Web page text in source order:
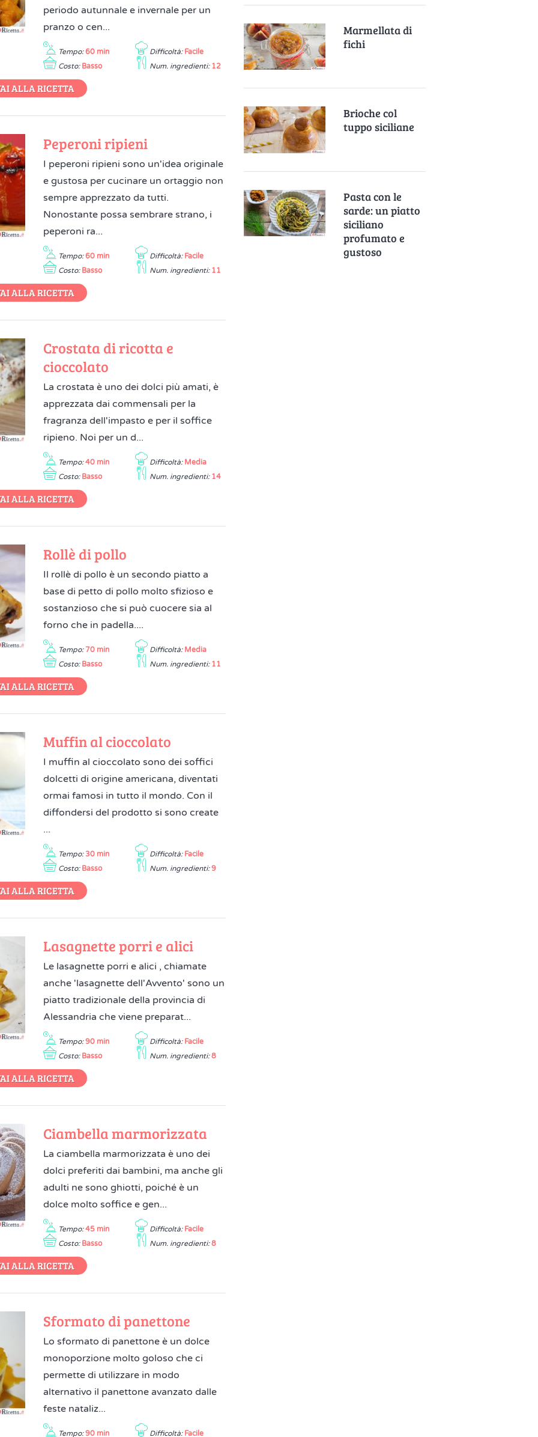
periodo autunnale e invernale per un
pranzo o cen...
Tempo: 60 min Difficoltà: Facile
Costo: Basso Num. ingredienti: 12
ALLA RICETTA
Peperoni ripieni
I peperoni ripieni sono un'idea originale
e gustosa per cucinare un ortaggio non
sempre apprezzato da tutti.
Nonostante possa sembrare strano, i
peperoni ra...
Tempo: 60 min Difficoltà: Facile
Costo: Basso Num. ingredienti: 11
ALLA RICETTA
Crostata di ricotta e
cioccolato
La crostata è uno dei dolci più amati, è
apprezzata dai commensali per la
fragranza dell'impasto e per il soffice
ripieno. Noi per un d...
Tempo: 40 min Difficoltà: Media
Costo: Basso Num. ingredienti: 14
ALLA RICETTA
Rollè di pollo
Il rollè di pollo è un secondo piatto a
base di petto di pollo molto sfizioso e
sostanzioso che si può cuocere sia al
forno che in padella....
Tempo: 70 min Difficoltà: Media
Costo: Basso Num. ingredienti: 11
ALLA RICETTA
Muffin al cioccolato
I muffin al cioccolato sono dei soffici
dolcetti di origine americana, diventati
ormai famosi in tutto il mondo. Con il
diffondersi del prodotto si sono create
...
Tempo: 30 min Difficoltà: Facile
Costo: Basso Num. ingredienti: 9
ALLA RICETTA
Lasagnette porri e alici
Le lasagnette porri e alici , chiamate
anche 'lasagnette dell'Avvento' sono un
piatto tradizionale della provincia di
Alessandria che viene preparat...
Tempo: 90 min Difficoltà: Facile
Costo: Basso Num. ingredienti: 8
ALLA RICETTA
Ciambella marmorizzata
La ciambella marmorizzata è uno dei
dolci preferiti dai bambini, ma anche gli
adulti ne sono ghiotti, poiché è un
dolce molto soffice e gen...
Tempo: 45 min Difficoltà: Facile
Costo: Basso Num. ingredienti: 8
ALLA RICETTA
Sformato di panettone
Lo sformato di panettone è un dolce
monoporzione molto goloso che ci
permette di utilizzare in modo
alternativo il panettone avanzato dalle
feste nataliz...
Tempo: 90 min Difficoltà: Facile
Marmellata di
fichi
Brioche col
tuppo siciliane
Pasta con le
sarde: un piatto
siciliano
profumato e
gustoso